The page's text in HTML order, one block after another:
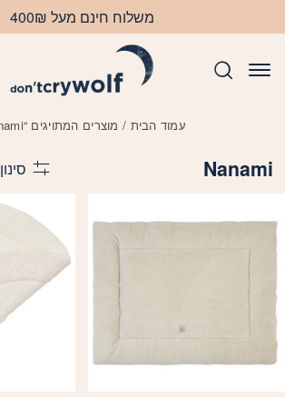
משלוח חינם מעל 400₪
עמוד הבית / מוצרים המתויגים “Nanami”
Nanami סינון